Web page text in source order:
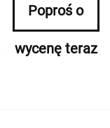
Poproś o
wycenę teraz